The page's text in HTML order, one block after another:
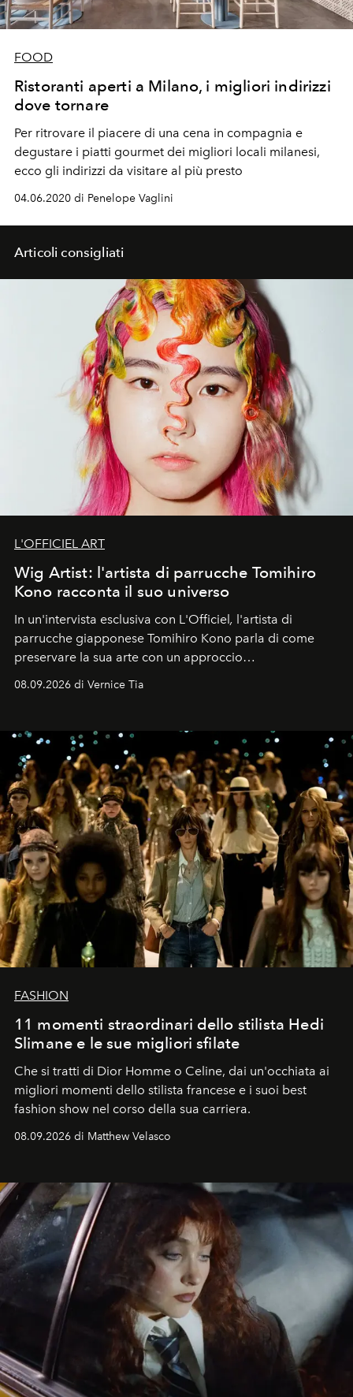
FOOD
Ristoranti aperti a Milano, i migliori indirizzi
dove tornare
Per ritrovare il piacere di una cena in compagnia e
degustare i piatti gourmet dei migliori locali milanesi,
ecco gli indirizzi da visitare al più presto
04.06.2020 di Penelope Vaglini
Articoli consigliati
L'OFFICIEL ART
Wig Artist: l'artista di parrucche Tomihiro
Kono racconta il suo universo
In un'intervista esclusiva con L'Officiel , l'artista di
parrucche giapponese Tomihiro Kono parla di come
preservare la sua arte con un approccio
contemporaneo.
08.09.2026 di Vernice Tia
FASHION
11 momenti straordinari dello stilista Hedi
Slimane e le sue migliori sfilate
Che si tratti di Dior Homme o Celine, dai un'occhiata ai
migliori momenti dello stilista francese e i suoi best
fashion show nel corso della sua carriera.
08.09.2026 di Matthew Velasco